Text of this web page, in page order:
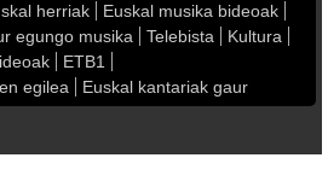
herriak
Euskal musika bideoak
egungo musika Telebista
Kultura
ETB1
egilea
Euskal kantariak gaur